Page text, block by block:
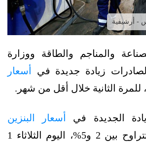
- أرشيفية
والمناجم والطاقة ووزارة
الصادرات زيادة جديدة في أسعار
الثانية خلال أقل من شهر.
الجديدة في
أسعار البنزين
والديزل، والتي تتراوح بين 2 و5%، اليوم الثلاثاء 1